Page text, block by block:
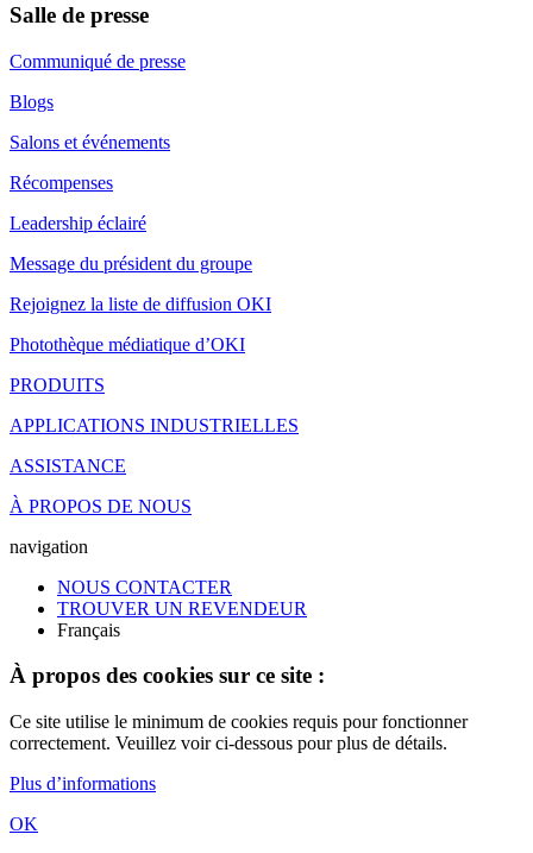
Salle de presse
Communiqué de presse
Blogs
Salons et événements
Récompenses
Leadership éclairé
Message du président du groupe
Rejoignez la liste de diffusion OKI
Photothèque médiatique d’OKI
PRODUITS
APPLICATIONS INDUSTRIELLES
ASSISTANCE
À PROPOS DE NOUS
navigation
NOUS CONTACTER
TROUVER UN REVENDEUR
Français
À propos des cookies sur ce site :
Ce site utilise le minimum de cookies requis pour fonctionner
correctement. Veuillez voir ci-dessous pour plus de détails.
Plus d’informations
OK